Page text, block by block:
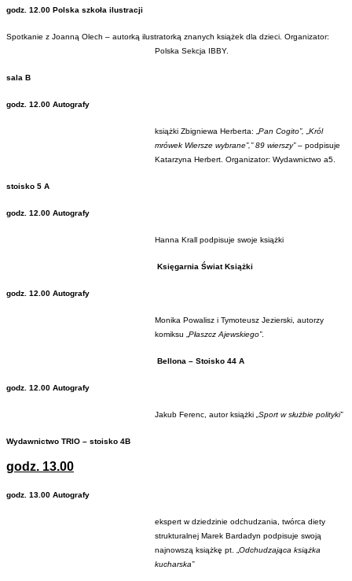
godz. 12.00 Polska szkoła ilustracji
Spotkanie z Joanną Olech – autorką ilustratorką znanych książek dla dzieci. Organizator:
Polska Sekcja IBBY.
sala B
godz. 12.00 Autografy
książki Zbigniewa Herberta: „Pan Cogito”, „Król
mrówek Wiersze wybrane”,” 89 wierszy”– podpisuje
Katarzyna Herbert. Organizator: Wydawnictwo a5.
stoisko 5 A
godz. 12.00 Autografy
Hanna Krall podpisuje swoje książki
Księgarnia Świat Książki
godz. 12.00 Autografy
Monika Powalisz i Tymoteusz Jezierski, autorzy
komiksu „Płaszcz Ajewskiego”.
Bellona – Stoisko 44 A
godz. 12.00 Autografy
Jakub Ferenc, autor książki „Sport w służbie polityki”
Wydawnictwo TRIO – stoisko 4B
godz. 13.00
godz. 13.00 Autografy
ekspert w dziedzinie odchudzania, twórca diety
strukturalnej Marek Bardadyn podpisuje swoją
najnowszą książkę pt. „ Odchudzająca książka
kucharska”